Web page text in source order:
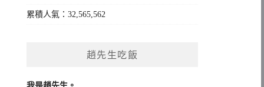
累積人氣：32,565,562
趙先生吃飯